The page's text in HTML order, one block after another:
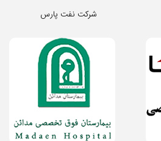
شرکت نفت پارس